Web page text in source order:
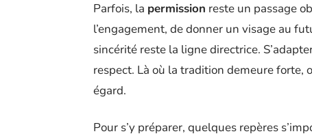
Parfois, la permission reste un passage
l’engagement, de donner un visage au
sincérité reste la ligne directrice.
respect. Là où la tradition demeure forte,
égard.
Pour s’y préparer, quelques repères